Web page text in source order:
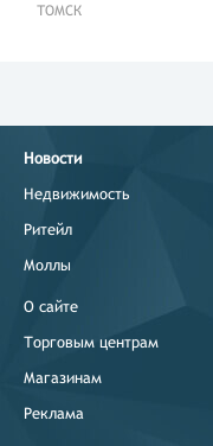
ТОМСК
Новости
Недвижимость
Ритейл
Моллы
О сайте
Торговым центрам
Магазинам
Реклама